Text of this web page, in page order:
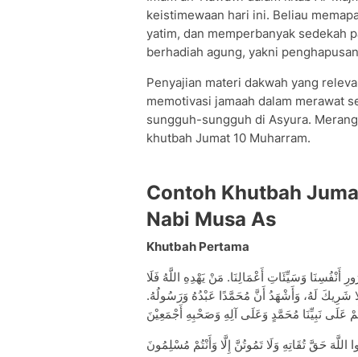
keistimewaan hari ini. Beliau
yatim, dan memperbanyak sedekah
berhadiah agung, yakni
Penyajian materi dakwah yang
memotivasi jamaah dalam merawat
sungguh-sungguh di Asyura.
khutbah Jumat 10 Muharram.
Contoh Khutbah
Nabi Musa As
Khutbah Pertama
أَنْفُسِنَا وَسَيِّئَاتِ أَعْمَالِنَا. مَنْ يَهْدِهِ اللَّهُ فَلَا
شَرِيكَ لَهُ، وَأَشْهَدُ أَنَّ مُحَمَّدًا عَبْدُهُ وَرَسُولُهُ.